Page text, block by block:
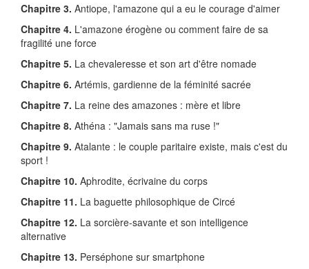
Chapitre 3. Antiope, l'amazone qui a eu le courage d'aimer
Chapitre 4. L'amazone érogène ou comment faire de sa
fragilité une force
Chapitre 5. La chevaleresse et son art d'être nomade
Chapitre 6. Artémis, gardienne de la féminité sacrée
Chapitre 7. La reine des amazones : mère et libre
Chapitre 8. Athéna : "Jamais sans ma ruse !"
Chapitre 9. Atalante : le couple paritaire existe, mais c'est du
sport !
Chapitre 10. Aphrodite, écrivaine du corps
Chapitre 11. La baguette philosophique de Circé
Chapitre 12. La sorcière-savante et son intelligence
alternative
Chapitre 13. Perséphone sur smartphone